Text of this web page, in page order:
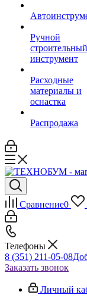
Ручной
строительный
инструмент
Расходные
материалы и
оснастка
Распродажа
Сравнение0
Телефоны
8 (351) 211-05-08
Заказать звонок
Личный